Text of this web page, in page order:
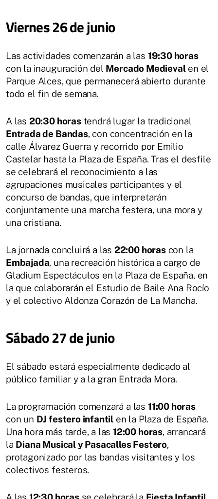
Viernes 26 de junio
Las actividades comenzarán a las 19:30 horas
con la inauguración del Mercado Medievalen el
Parque Alces, que permanecerá abierto durante
todo el fin de semana.
A las 20:30 horastendrá lugar la tradicional
Entrada de Bandas, con concentración en la
calle Álvarez Guerra y recorrido por Emilio
Castelar hasta la Plaza de España. Tras el desfile
se celebrará el reconocimiento a las
agrupaciones musicales participantes y el
concurso de bandas, que interpretarán
conjuntamente una marcha festera, una mora y
una cristiana.
La jornada concluirá a las 22:00 horascon la
Embajada, una recreación histórica a cargo de
Gladium Espectáculos en la Plaza de España, en
la que colaborarán el Estudio de Baile Ana Rocío
y el colectivo Aldonza Corazón de La Mancha.
Sábado 27 de junio
El sábado estará especialmente dedicado al
público familiar y a la gran Entrada Mora.
La programación comenzará a las 11:00 horas
con un DJ festero infantil en la Plaza de España.
Una hora más tarde, a las12:00 horas, arrancará
la Diana Musical y Pasacalles Festero,
protagonizado por las bandas visitantes y los
colectivos festeros.